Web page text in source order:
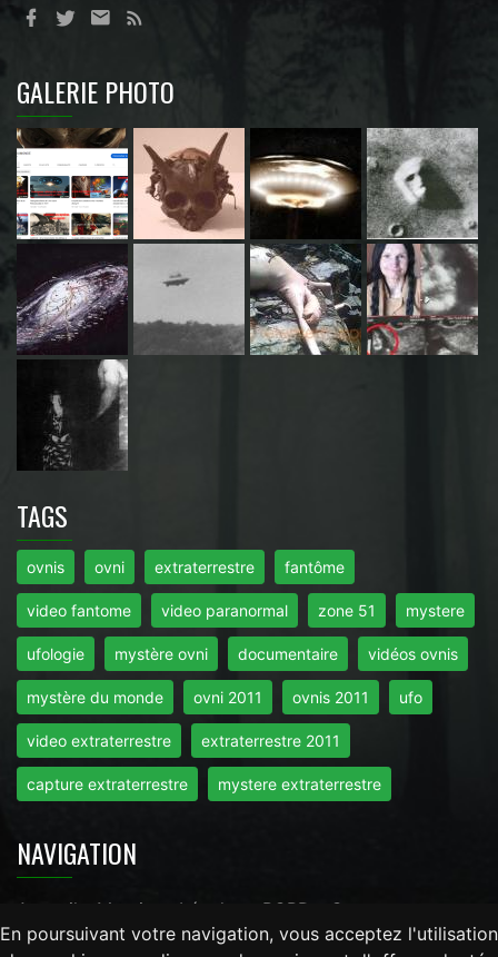
En poursuivant votre navigation, vous acceptez l'utilisation
GALERIE PHOTO
TAGS
ovnis ovni extraterrestre fantôme
video fantome video paranormal zone 51 mystere
ufologie mystère ovni documentaire vidéos ovnis
mystère du monde ovni 2011 ovnis 2011 ufo
video extraterrestre extraterrestre 2011
capture extraterrestre mystere extraterrestre
NAVIGATION
Accueil Mentions Légales RGPD Contact